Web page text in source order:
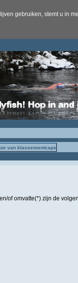
gebruiken, stemt u in
van klassementcaps
of omvatte(*) zijn de